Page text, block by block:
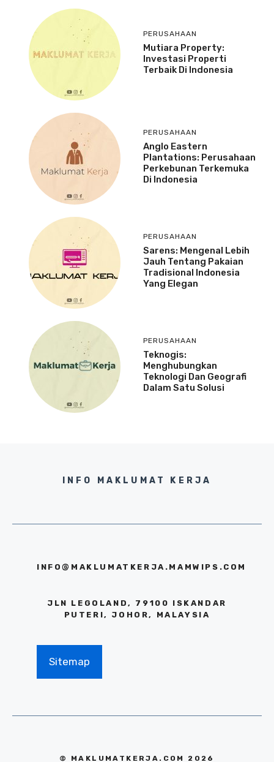
PERUSAHAAN
Mutiara Property:
Investasi Properti
Terbaik Di Indonesia
PERUSAHAAN
Anglo Eastern
Plantations: Perusahaan
Perkebunan Terkemuka
Di Indonesia
PERUSAHAAN
Sarens: Mengenal Lebih
Jauh Tentang Pakaian
Tradisional Indonesia
Yang Elegan
PERUSAHAAN
Teknogis:
Menghubungkan
Teknologi Dan Geografi
Dalam Satu Solusi
INFO MAKLUMAT KERJA
INFO@MAKLUMATKERJA.MAMWIPS.COM
JLN LEGOLAND, 79100 ISKANDAR
PUTERI, JOHOR, MALAYSIA
Sitemap
© MAKLUMATKERJA.COM 2026